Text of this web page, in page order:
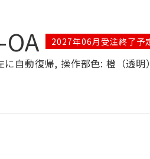
2027年06月受注終了予
自動復帰, 操作部色: 橙（透